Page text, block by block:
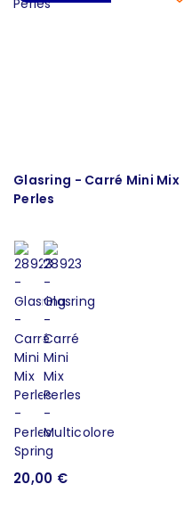
Glasring - Carré Mini Mix
Perles
20,00 €